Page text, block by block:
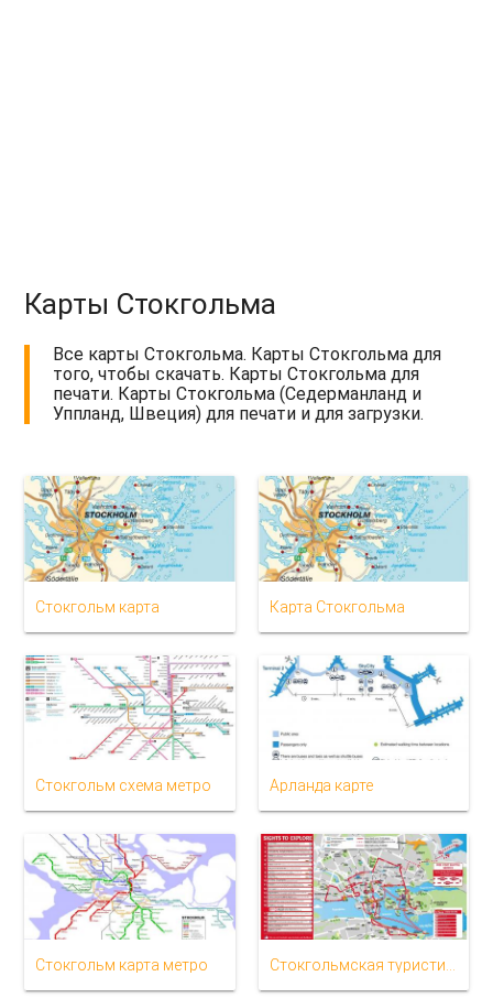
Карты Стокгольма
Все карты Стокгольма. Карты Стокгольма для
того, чтобы скачать. Карты Стокгольма для
печати. Карты Стокгольма (Седерманланд и
Уппланд, Швеция) для печати и для загрузки.
Стокгольм карта Карта Стокгольма
Стокгольм схема метро Арланда карте
Стокгольм карта метро